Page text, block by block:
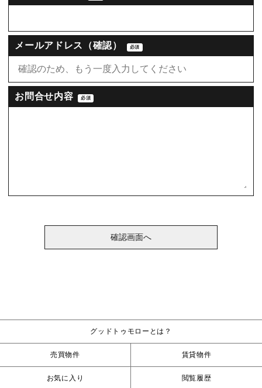
メールアドレス（確認） 必須
お問合せ内容 必須
グッドトゥモローとは？
売買物件 賃貸物件
お気に入り 閲覧履歴